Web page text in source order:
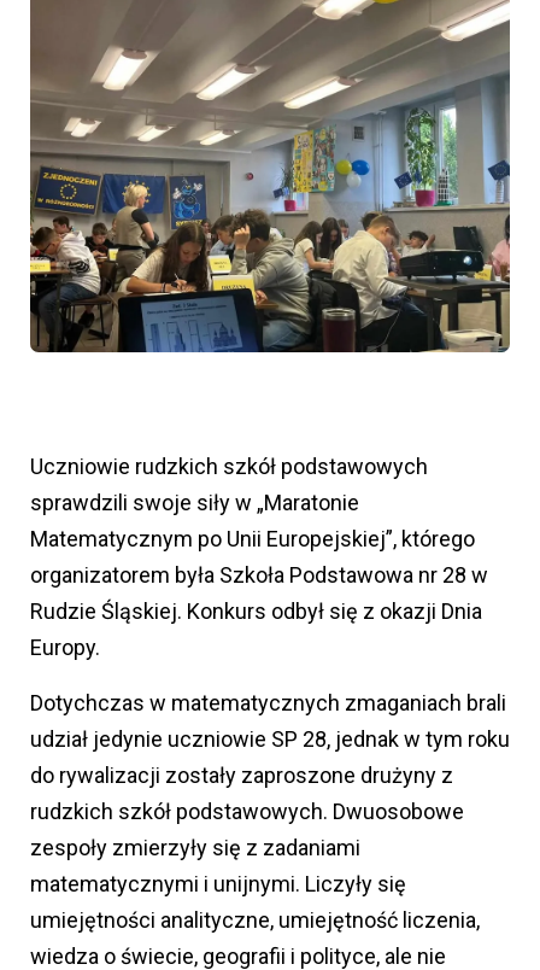
Uczniowie rudzkich szkół podstawowych
sprawdzili swoje siły w „Maratonie
Matematycznym po Unii Europejskiej”, którego
organizatorem była Szkoła Podstawowa nr 28 w
Rudzie Śląskiej. Konkurs odbył się z okazji Dnia
Europy.
Dotychczas w matematycznych zmaganiach brali
udział jedynie uczniowie SP 28, jednak w tym roku
do rywalizacji zostały zaproszone drużyny z
rudzkich szkół podstawowych. Dwuosobowe
zespoły zmierzyły się z zadaniami
matematycznymi i unijnymi. Liczyły się
umiejętności analityczne, umiejętność liczenia,
wiedza o świecie, geografii i polityce, ale nie